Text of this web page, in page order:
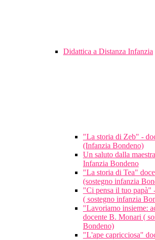
Didattica a Distanza Infanzia
"La storia di Zeb" -
(Infanzia Bondeno)
Un saluto dalla
Infanzia Bondeno
"La storia di Tea"
(sostegno infanzia
"Ci pensa il tuo papà"
( sostegno infanzia
"Lavoriamo insieme:
docente B. Monari (
Bondeno)
"L'ape capricciosa"